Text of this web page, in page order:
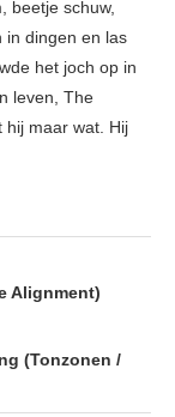
beetje schuw,
in dingen en las
het joch op in
leven, The
hij maar wat. Hij
Alignment)
(Tonzonen /